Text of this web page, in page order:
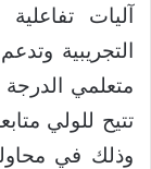
آليات
التجريبية
متعلمي الدرجة
تتيح للولي
وذلك في